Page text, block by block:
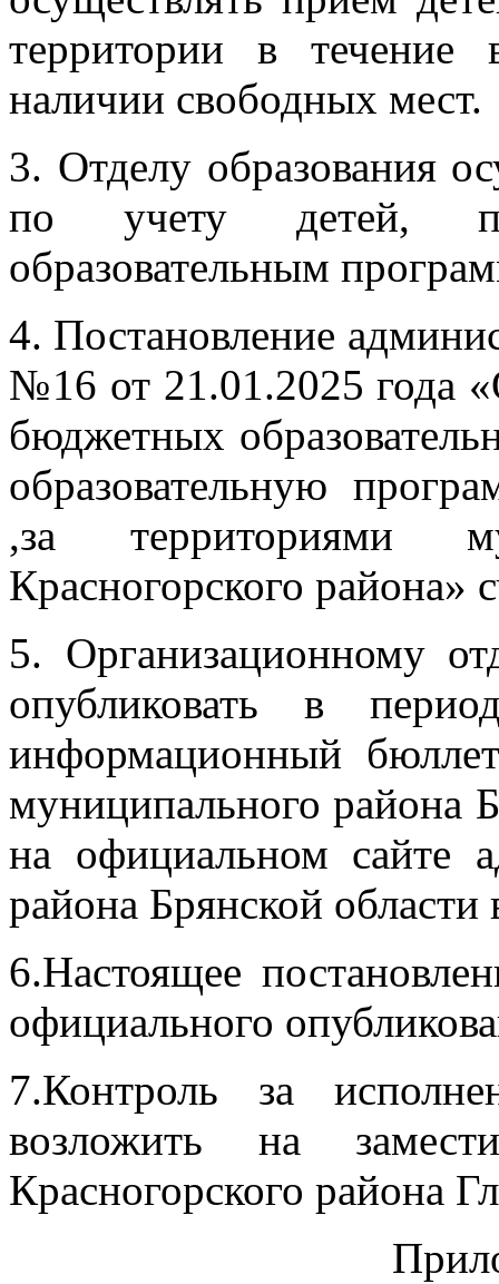
территории в течение
наличии свободных мест.
3. Отделу образования
по учету детей,
образовательным
4. Постановление
№16 от 21.01.2025 года
бюджетных
образовательную
,за территориями
Красногорского района»
5. Организационному
опубликовать в
информационный
муниципального района
на официальном сайте
района Брянской области
6.Настоящее
официального
7.Контроль за
возложить на
Красногорского района